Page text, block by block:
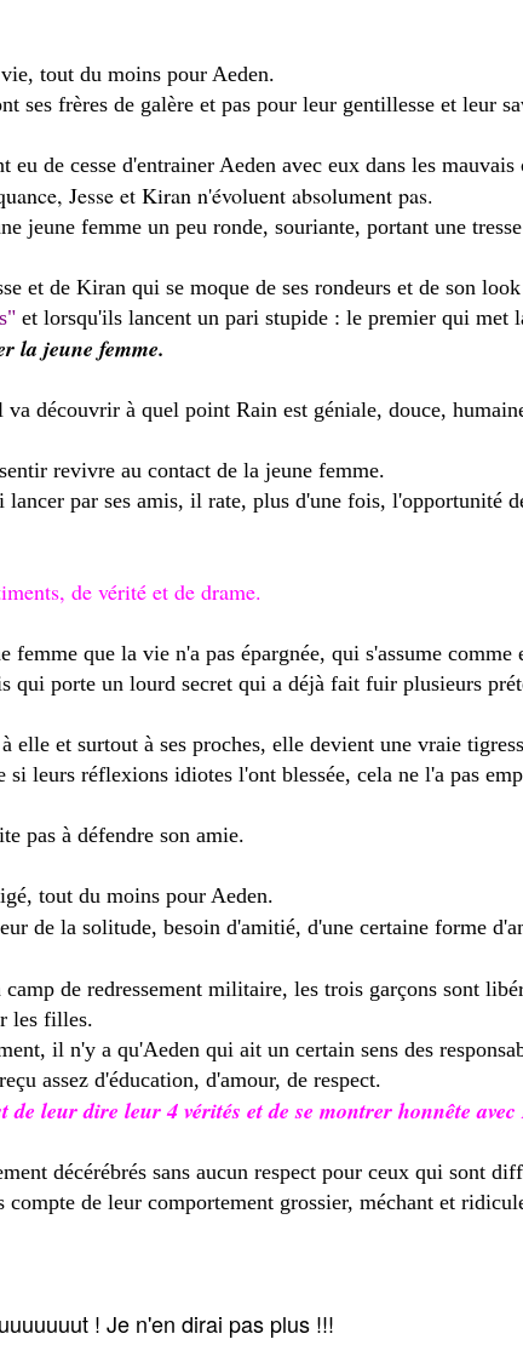
tout du moins pour Aeden.
ses frères de galère et pas pour leur gentillesse et leur
de cesse d'entrainer Aeden avec eux dans les mauvais
Jesse et Kiran n'évoluent absolument pas.
jeune femme un peu ronde, souriante, portant une
et de Kiran qui se moque de ses rondeurs et de son
et lorsqu'ils lancent un pari stupide : le premier qui met
la jeune femme.
découvrir à quel point Rain est géniale, douce,
revivre au contact de la jeune femme.
par ses amis, il rate, plus d'une fois, l'opportunité
de vérité et de drame.
femme que la vie n'a pas épargnée, qui s'assume
qui porte un lourd secret qui a déjà fait fuir plusieurs
elle et surtout à ses proches, elle devient une vraie
leurs réflexions idiotes l'ont blessée, cela ne l'a pas
pas à défendre son amie.
tout du moins pour Aeden.
de la solitude, besoin d'amitié, d'une certaine forme
de redressement militaire, les trois garçons sont
les filles.
il n'y a qu'Aeden qui ait un certain sens des
assez d'éducation, d'amour, de respect.
leur dire leur 4 vérités et de se montrer honnête avec
décérébrés sans aucun respect pour ceux qui sont
de leur comportement grossier, méchant et
! Je n'en dirai pas plus !!!